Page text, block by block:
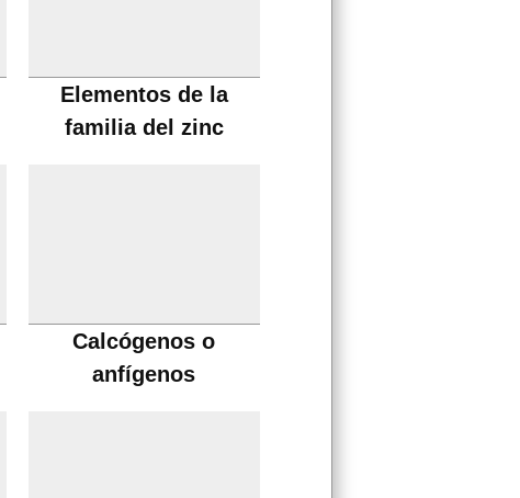
Elementos de la
familia del zinc
Calcógenos o
anfígenos